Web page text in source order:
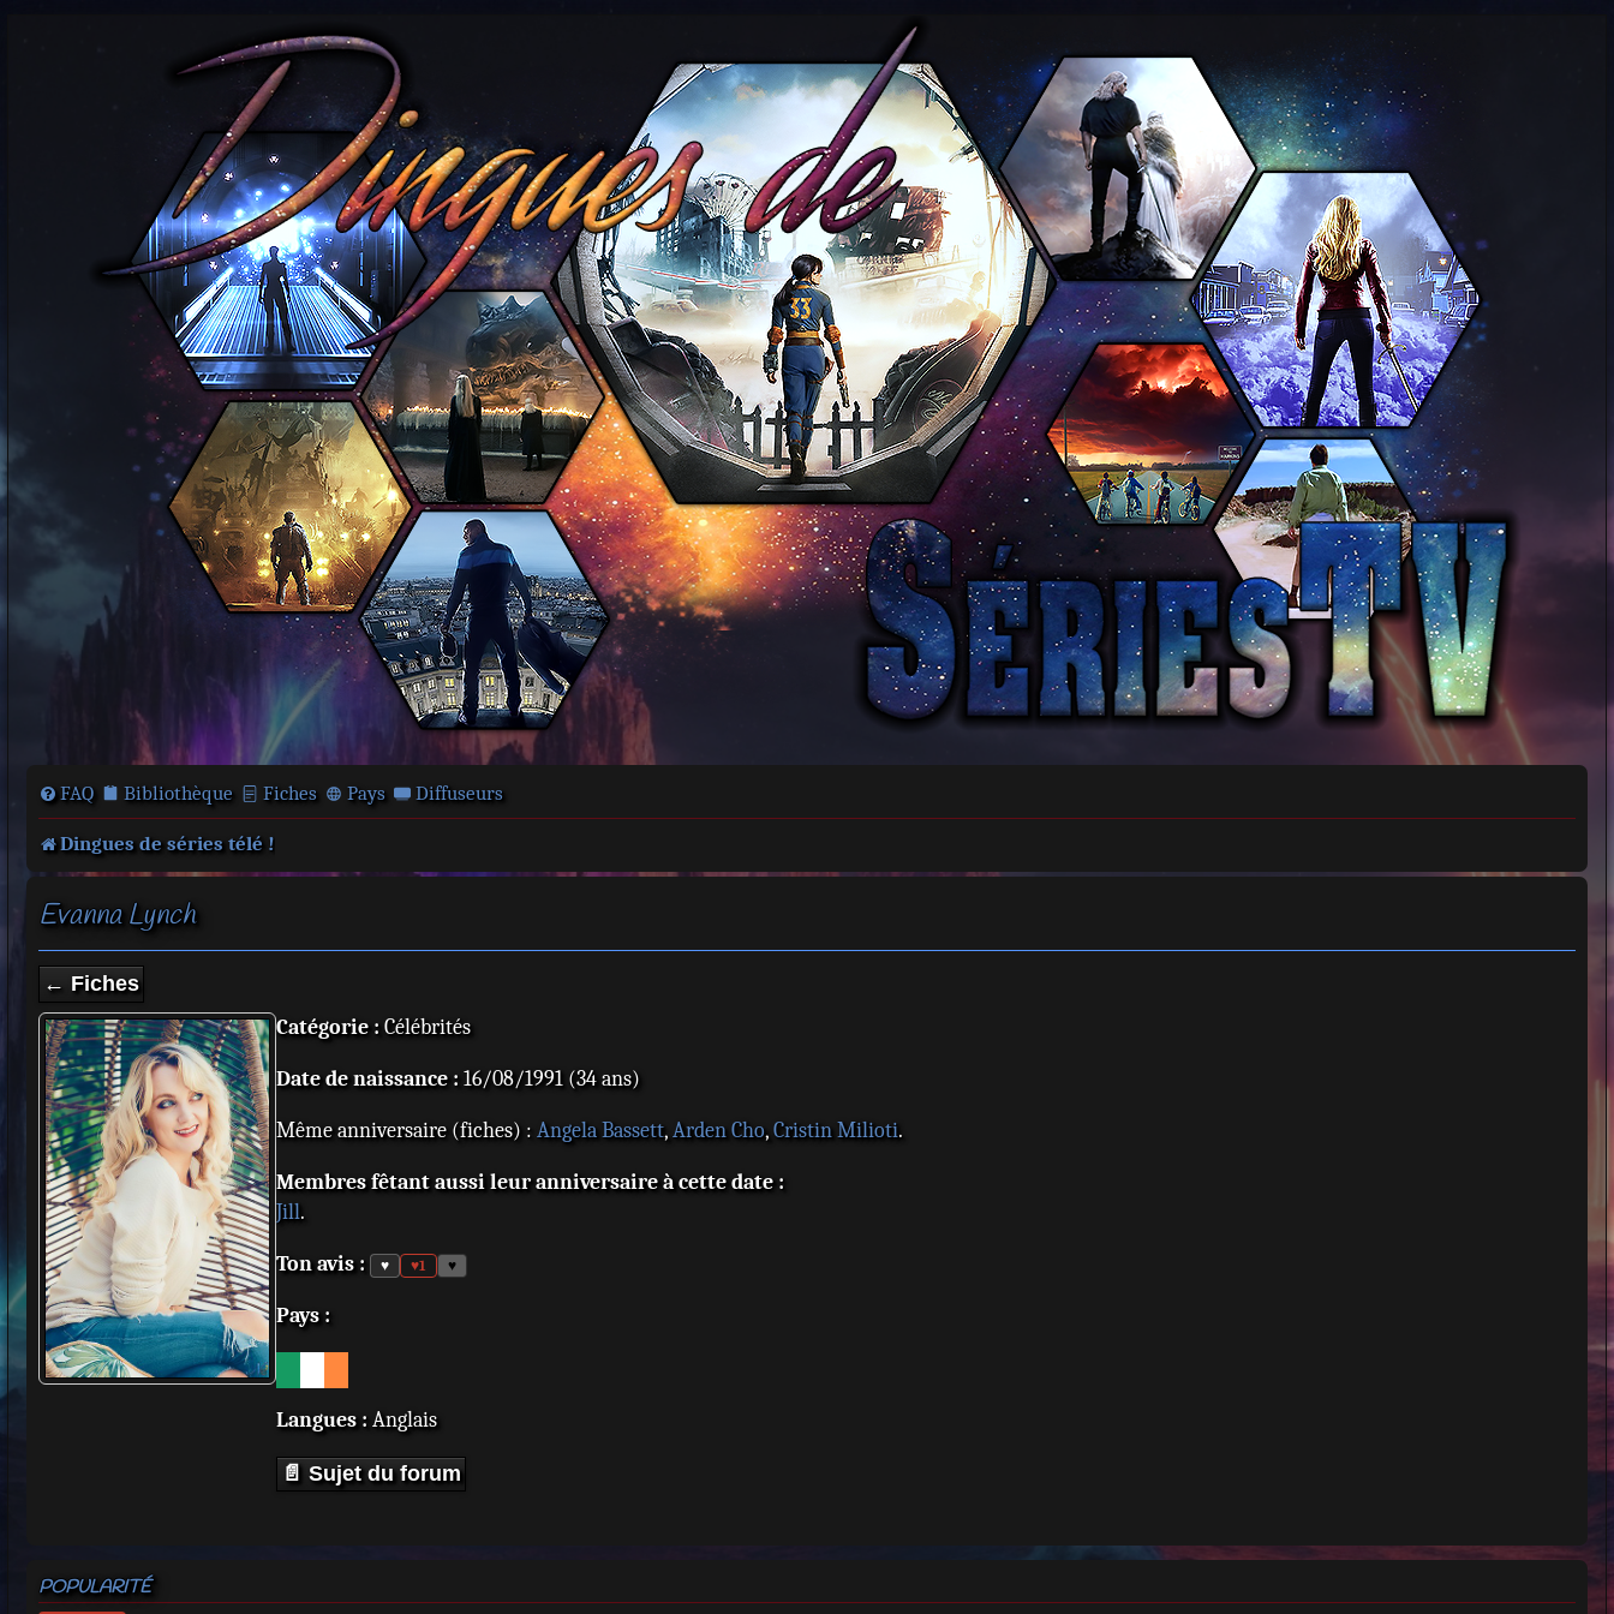
FAQ Bibliothèque Fiches Pays Diffuseurs
Dingues de séries télé !
Evanna Lynch
← Fiches
Catégorie : Célébrités
Date de naissance : 16/08/1991 (34 ans)
Même anniversaire (fiches) : Angela Bassett,Arden Cho,Cristin Milioti.
Membres fêtant aussi leur anniversaire à cette date :
Jill.
Ton avis : ♥ ♥1 ♥
Pays :
Langues : Anglais
📄 Sujet du forum
POPULARITÉ